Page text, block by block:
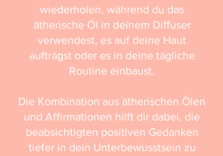
wiederholen, während du das
ätherische Öl in deinem Diffuser
verwendest, es auf deine Haut
aufträgst oder es in deine tägliche
Routine einbaust.
Die Kombination aus ätherischen Ölen
und Affirmationen hilft dir dabei, die
beabsichtigten positiven Gedanken
tiefer in dein Unterbewusstsein zu